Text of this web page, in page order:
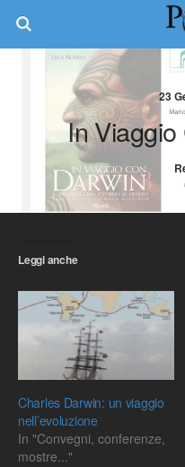
23
In
Leggi anche
Charles Darwin: un viaggio
nell’evoluzione
In "Convegni, conferenze,
mostre..."